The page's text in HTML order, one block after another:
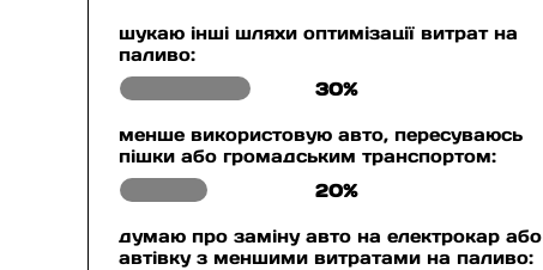
шукаю інші шляхи оптимізації витрат на
паливо:
30%
менше використовую авто, пересуваюсь
пішки або громадським транспортом:
20%
думаю про заміну авто на електрокар або
автівку з меншими витратами на паливо: